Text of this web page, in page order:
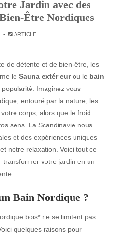
Jardin avec des
Être Nordiques
ARTICLE
de détente et de bien-être, les
le Sauna extérieurou le bain
Imaginez vous
, entouré par la nature, les
corps, alors que le froid
sens. La Scandinavie nous
et des expériences uniques
notre relaxation. Voici tout ce
transformer votre jardin en un
Bain Nordique ?
bois* ne se limitent pas
quelques raisons pour